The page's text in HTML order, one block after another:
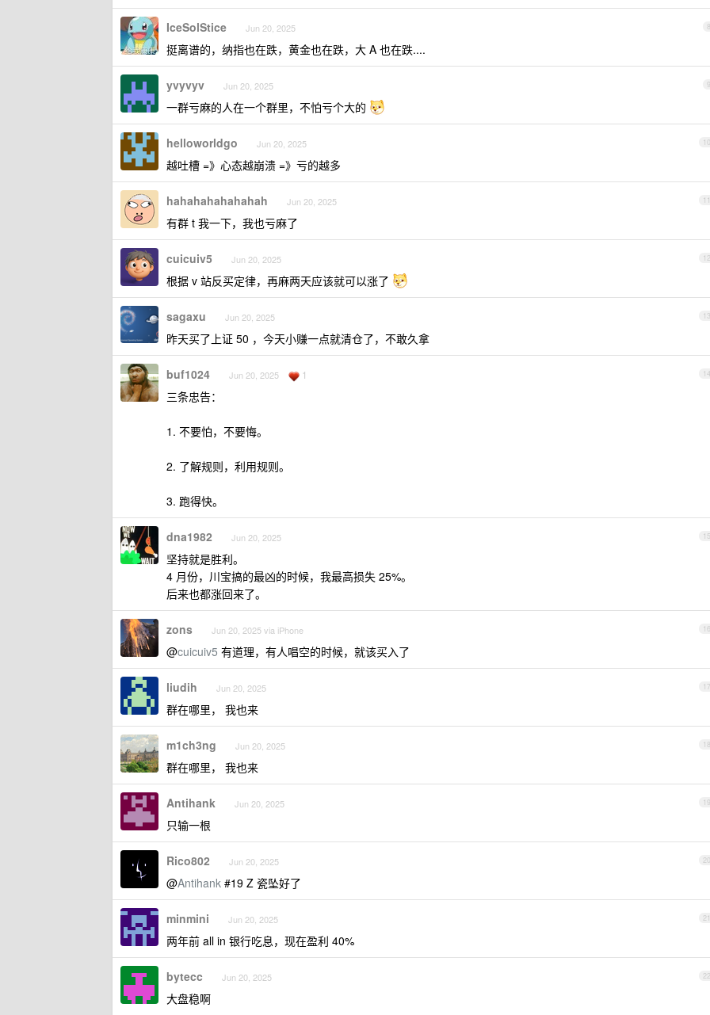
8
IceSolStice Jun 20, 2025
挺离谱的，纳指也在跌，黄金也在跌，大 A 也在跌....
9
yvyvyv Jun 20, 2025
一群亏麻的人在一个群里，不怕亏个大的
10
helloworldgo Jun 20, 2025
越吐槽 =》心态越崩溃 =》亏的越多
11
hahahahahahahah Jun 20, 2025
有群 t 我一下，我也亏麻了
12
cuicuiv5 Jun 20, 2025
根据 v 站反买定律，再麻两天应该就可以涨了
13
sagaxu Jun 20, 2025
昨天买了上证 50 ，今天小赚一点就清仓了，不敢久拿
14
buf1024 Jun 20, 2025 1
三条忠告：
1. 不要怕，不要悔。
2. 了解规则，利用规则。
3. 跑得快。
15
dna1982 Jun 20, 2025
坚持就是胜利。
4 月份，川宝搞的最凶的时候，我最高损失 25%。
后来也都涨回来了。
16
zons Jun 20, 2025 via iPhone
@cuicuiv5 有道理，有人唱空的时候，就该买入了
17
liudih Jun 20, 2025
群在哪里， 我也来
18
m1ch3ng Jun 20, 2025
群在哪里， 我也来
19
Antihank Jun 20, 2025
只输一根
20
Rico802 Jun 20, 2025
@Antihank #19 Z 瓷坠好了
21
minmini Jun 20, 2025
两年前 all in 银行吃息，现在盈利 40%
22
bytecc Jun 20, 2025
大盘稳啊